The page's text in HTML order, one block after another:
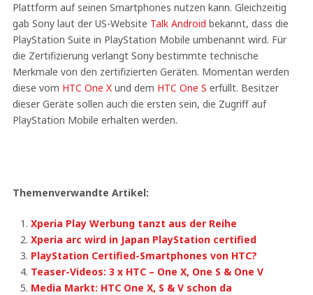
Plattform auf seinen Smartphones nutzen kann. Gleichzeitig
gab Sony laut der US-Website Talk Android bekannt, dass die
PlayStation Suite in PlayStation Mobile umbenannt wird. Für
die Zertifizierung verlangt Sony bestimmte technische
Merkmale von den zertifizierten Geräten. Momentan werden
diese vom HTC One Xund dem HTC One S erfüllt. Besitzer
dieser Geräte sollen auch die ersten sein, die Zugriff auf
PlayStation Mobile erhalten werden.
Themenverwandte Artikel:
Xperia Play Werbung tanzt aus der Reihe
Xperia arc wird in Japan PlayStation certified
PlayStation Certified-Smartphones von HTC?
Teaser-Videos: 3 x HTC – One X, One S & One V
Media Markt: HTC One X, S & V schon da